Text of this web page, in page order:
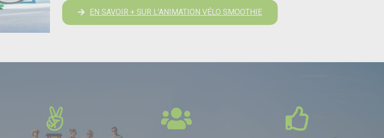
EN SAVOIR + SUR L'ANIMATION VÉLO SMOOTHIE